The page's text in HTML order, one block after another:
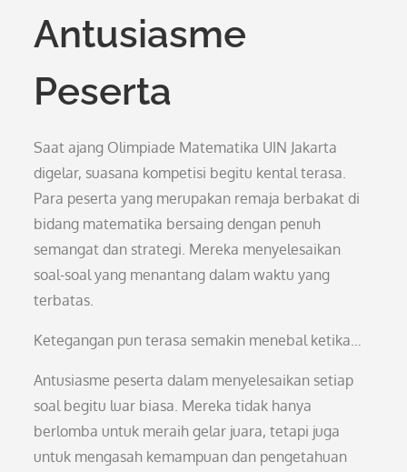
Antusiasme
Peserta
Saat ajang Olimpiade Matematika UIN Jakarta
digelar, suasana kompetisi begitu kental terasa.
Para peserta yang merupakan remaja berbakat di
bidang matematika bersaing dengan penuh
semangat dan strategi. Mereka menyelesaikan
soal-soal yang menantang dalam waktu yang
terbatas.
Ketegangan pun terasa semakin menebal ketika…
Antusiasme peserta dalam menyelesaikan setiap
soal begitu luar biasa. Mereka tidak hanya
berlomba untuk meraih gelar juara, tetapi juga
untuk mengasah kemampuan dan pengetahuan